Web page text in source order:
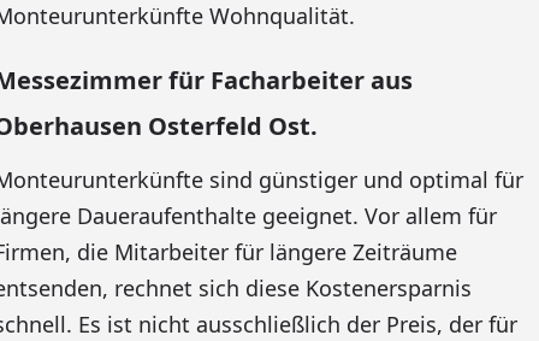
Wohnqualität.
für Facharbeiter aus
Osterfeld Ost.
sind günstiger und optimal für
Daueraufenthalte geeignet. Vor allem für
die Mitarbeiter für längere Zeiträume
rechnet sich diese Kostenersparnis
Es ist nicht ausschließlich der Preis, der für